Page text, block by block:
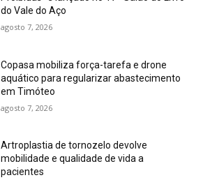
do Vale do Aço
agosto 7, 2026
Copasa mobiliza força-tarefa e drone
aquático para regularizar abastecimento
em Timóteo
agosto 7, 2026
Artroplastia de tornozelo devolve
mobilidade e qualidade de vida a
pacientes